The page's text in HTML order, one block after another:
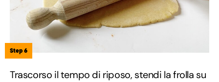
Step 6
Trascorso il tempo di riposo, stendi la frolla su